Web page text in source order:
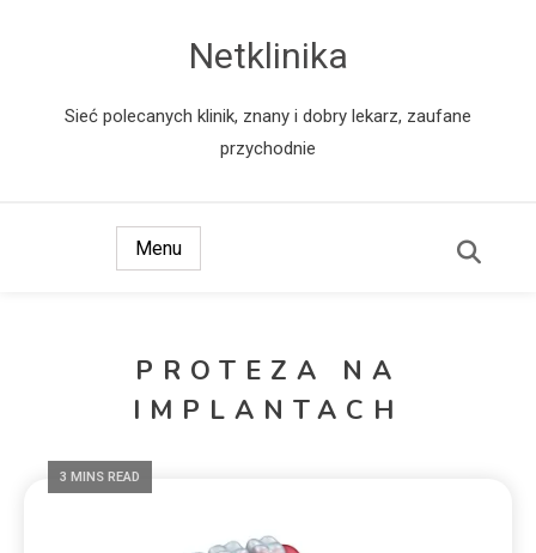
Netklinika
Sieć polecanych klinik, znany i dobry lekarz, zaufane
przychodnie
Menu
PROTEZA NA
IMPLANTACH
3 MINS READ